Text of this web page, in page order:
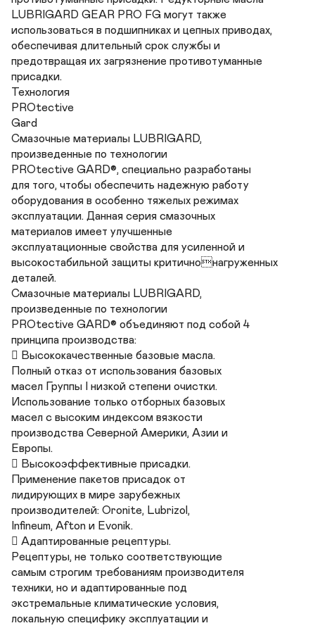
LUBRIGARD GEAR PRO FG могут также
использоваться в подшипниках и цепных приводах,
обеспечивая длительный срок службы и
предотвращая их загрязнение противотуманные
присадки.
Технология
PROtective
Gard
Смазочные материалы LUBRIGARD,
произведенные по технологии
PROtective GARD®, специально разработаны
для того, чтобы обеспечить надежную работу
оборудования в особенно тяжелых режимах
эксплуатации. Данная серия смазочных
материалов имеет улучшенные
эксплуатационные свойства для усиленной и
высокостабильной защиты критичнонагруженных
деталей.
Смазочные материалы LUBRIGARD,
произведенные по технологии
PROtective GARD® объединяют под собой 4
принципа производства:
 Высококачественные базовые масла.
Полный отказ от использования базовых
масел Группы I низкой степени очистки.
Использование только отборных базовых
масел с высоким индексом вязкости
производства Северной Америки, Азии и
Европы.
 Высокоэффективные присадки.
Применение пакетов присадок от
лидирующих в мире зарубежных
производителей: Oronite, Lubrizol,
Infineum, Afton и Evonik.
 Адаптированные рецептуры.
Рецептуры, не только соответствующие
самым строгим требованиям производителя
техники, но и адаптированные под
экстремальные климатические условия,
локальную специфику эксплуатации и